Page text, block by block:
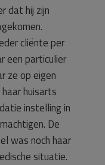
dat hij zijn
cliënte per
een particulier
ze op eigen
huisarts
instelling in
De
was noch haar
situatie.